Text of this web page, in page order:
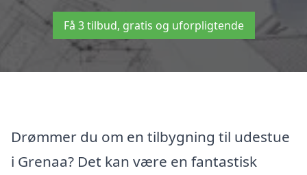
Få 3 tilbud, gratis og uforpligtende
Drømmer du om en tilbygning til udestue
i Grenaa? Det kan være en fantastisk